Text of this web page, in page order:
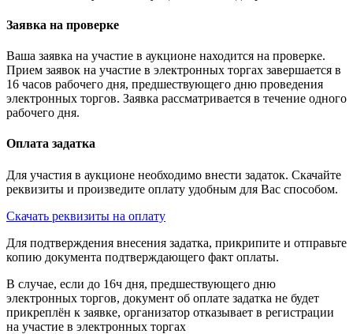
Заявка на проверке
Ваша заявка на участие в аукционе находится на проверке.
Прием заявок на участие в электронных торгах завершается в
16 часов рабочего дня, предшествующего дню проведения
электронных торгов. Заявка рассматривается в течение одного
рабочего дня.
Оплата задатка
Для участия в аукционе необходимо внести задаток. Скачайте
реквизиты и произведите оплату удобным для Вас способом.
Скачать реквизиты на оплату
Для подтверждения внесения задатка, прикрипите и отправьте
копию документа подтверждающего факт оплаты.
В случае, если до 16ч дня, предшествующего дню
электронных торгов, документ об оплате задатка не будет
прикреплён к заявке, организатор отказывает в регистрации
на участие в электронных торгах